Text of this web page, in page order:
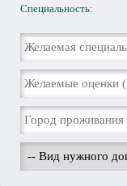
Специальность: